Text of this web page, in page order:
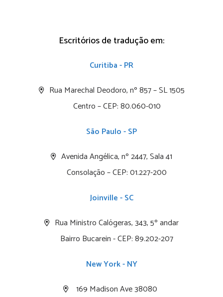
Escritórios de tradução em:
Curitiba - PR
Rua Marechal Deodoro, nº 857 – SL 1505
Centro – CEP: 80.060-010
São Paulo - SP
Avenida Angélica, nº 2447, Sala 41
Consolação – CEP: 01.227-200
Joinville - SC
Rua Ministro Calógeras, 343, 5º andar
Bairro Bucarein - CEP: 89.202-207
New York - NY
169 Madison Ave 38080